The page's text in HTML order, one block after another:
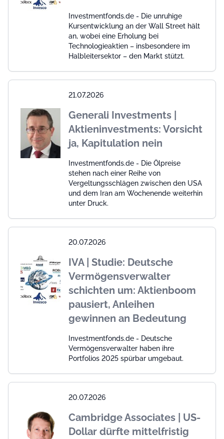
Investmentfonds.de - Die unruhige
Kursentwicklung an der Wall Street hält
an, wobei eine Erholung bei
Technologieaktien – insbesondere im
Halbleitersektor – den Markt stützt.
21.07.2026
Generali Investments |
Aktieninvestments: Vorsicht
ja, Kapitulation nein
Investmentfonds.de - Die Ölpreise
stehen nach einer Reihe von
Vergeltungsschlägen zwischen den USA
und dem Iran am Wochenende weiterhin
unter Druck.
20.07.2026
IVA | Studie: Deutsche
Vermögensverwalter
schichten um: Aktienboom
pausiert, Anleihen
gewinnen an Bedeutung
Investmentfonds.de - Deutsche
Vermögensverwalter haben ihre
Portfolios 2025 spürbar umgebaut.
20.07.2026
Cambridge Associates | US-
Dollar dürfte mittelfristig